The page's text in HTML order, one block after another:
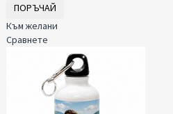
ПОРЪЧАЙ
Към желани
Сравнете